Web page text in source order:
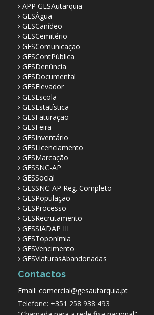
APP GESAutarquia
GESÁgua
GESCanídeo
GESCemitério
GESComunicação
GESContPública
GESDenúncia
GESDocumental
GESElevador
GESEscola
GESEstatística
GESFaturação
GESFeira
GESInventário
GESLicenciamento
GESMarcação
GESSNC-AP
GESSocial
GESSNC-AP Reg. Completo
GESPopulação
GESProcesso
GESRecrutamento
GESSIADAP III
GESToponímia
GESVencimento
GESViaturasAbandonadas
Contactos
Email: comercial@gesautarquia.pt
Telefone: +351 258 938 493